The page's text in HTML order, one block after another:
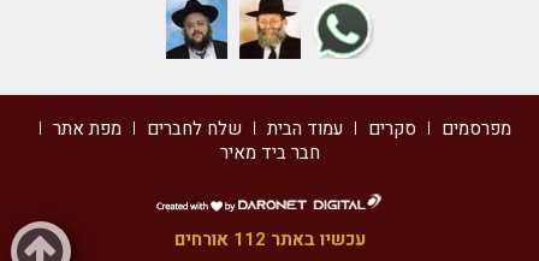
מפרסמים סקרים עמוד הבית שלח לחברים
מפת אתר
חבר ביד מאיר
דרונט
דיגיטל
- עכשיו באתר 112 אורחים